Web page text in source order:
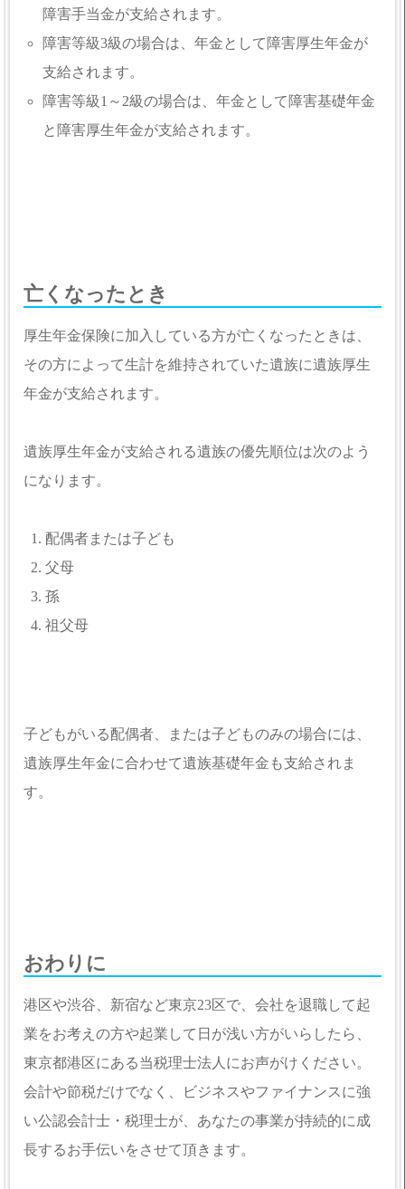
障害手当金が支給されます。
障害等級3級の場合は、年金として障害厚生年金が
支給されます。
障害等級1～2級の場合は、年金として障害基礎年金
と障害厚生年金が支給されます。
亡くなったとき
厚生年金保険に加入している方が亡くなったときは、
その方によって生計を維持されていた遺族に遺族厚生
年金が支給されます。
遺族厚生年金が支給される遺族の優先順位は次のよう
になります。
配偶者または子ども
父母
孫
祖父母
子どもがいる配偶者、または子どものみの場合には、
遺族厚生年金に合わせて遺族基礎年金も支給されま
す。
おわりに
港区や渋谷、新宿など東京23区で、会社を退職して起
業をお考えの方や起業して日が浅い方がいらしたら、
東京都港区にある当税理士法人にお声がけください。
会計や節税だけでなく、ビジネスやファイナンスに強
い公認会計士・税理士が、あなたの事業が持続的に成
長するお手伝いをさせて頂きます。